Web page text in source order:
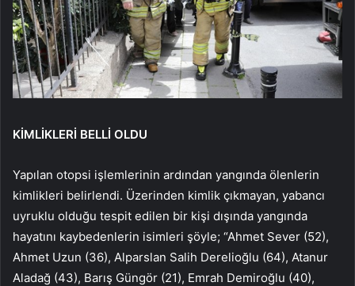
KİMLİKLERİ BELLİ OLDU
Yapılan otopsi işlemlerinin ardından yangında ölenlerin
kimlikleri belirlendi. Üzerinden kimlik çıkmayan, yabancı
uyruklu olduğu tespit edilen bir kişi dışında yangında
hayatını kaybedenlerin isimleri şöyle; “Ahmet Sever (52),
Ahmet Uzun (36), Alparslan Salih Derelioğlu (64), Atanur
Aladağ (43), Barış Güngör (21), Emrah Demiroğlu (40),